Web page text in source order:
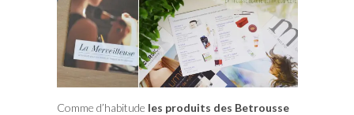
Comme d’habitude les produits des Betrousse